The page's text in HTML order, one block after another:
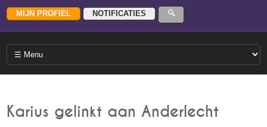
Karius gelinkt aan Anderlecht